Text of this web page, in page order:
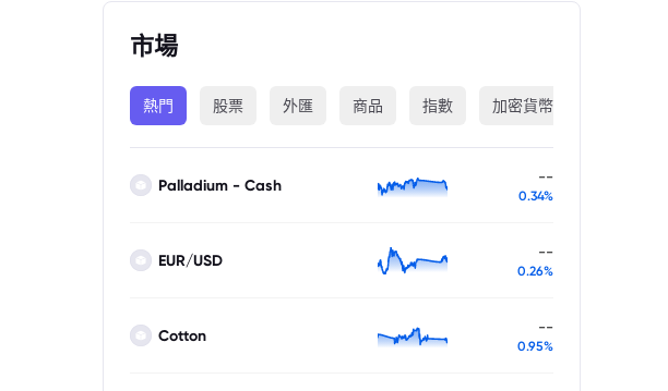
市場
熱門 股票 外匯 商品 指數 加密貨幣
Palladium - Cash --
0.34%
EUR/USD --
0.26%
Cotton --
0.95%